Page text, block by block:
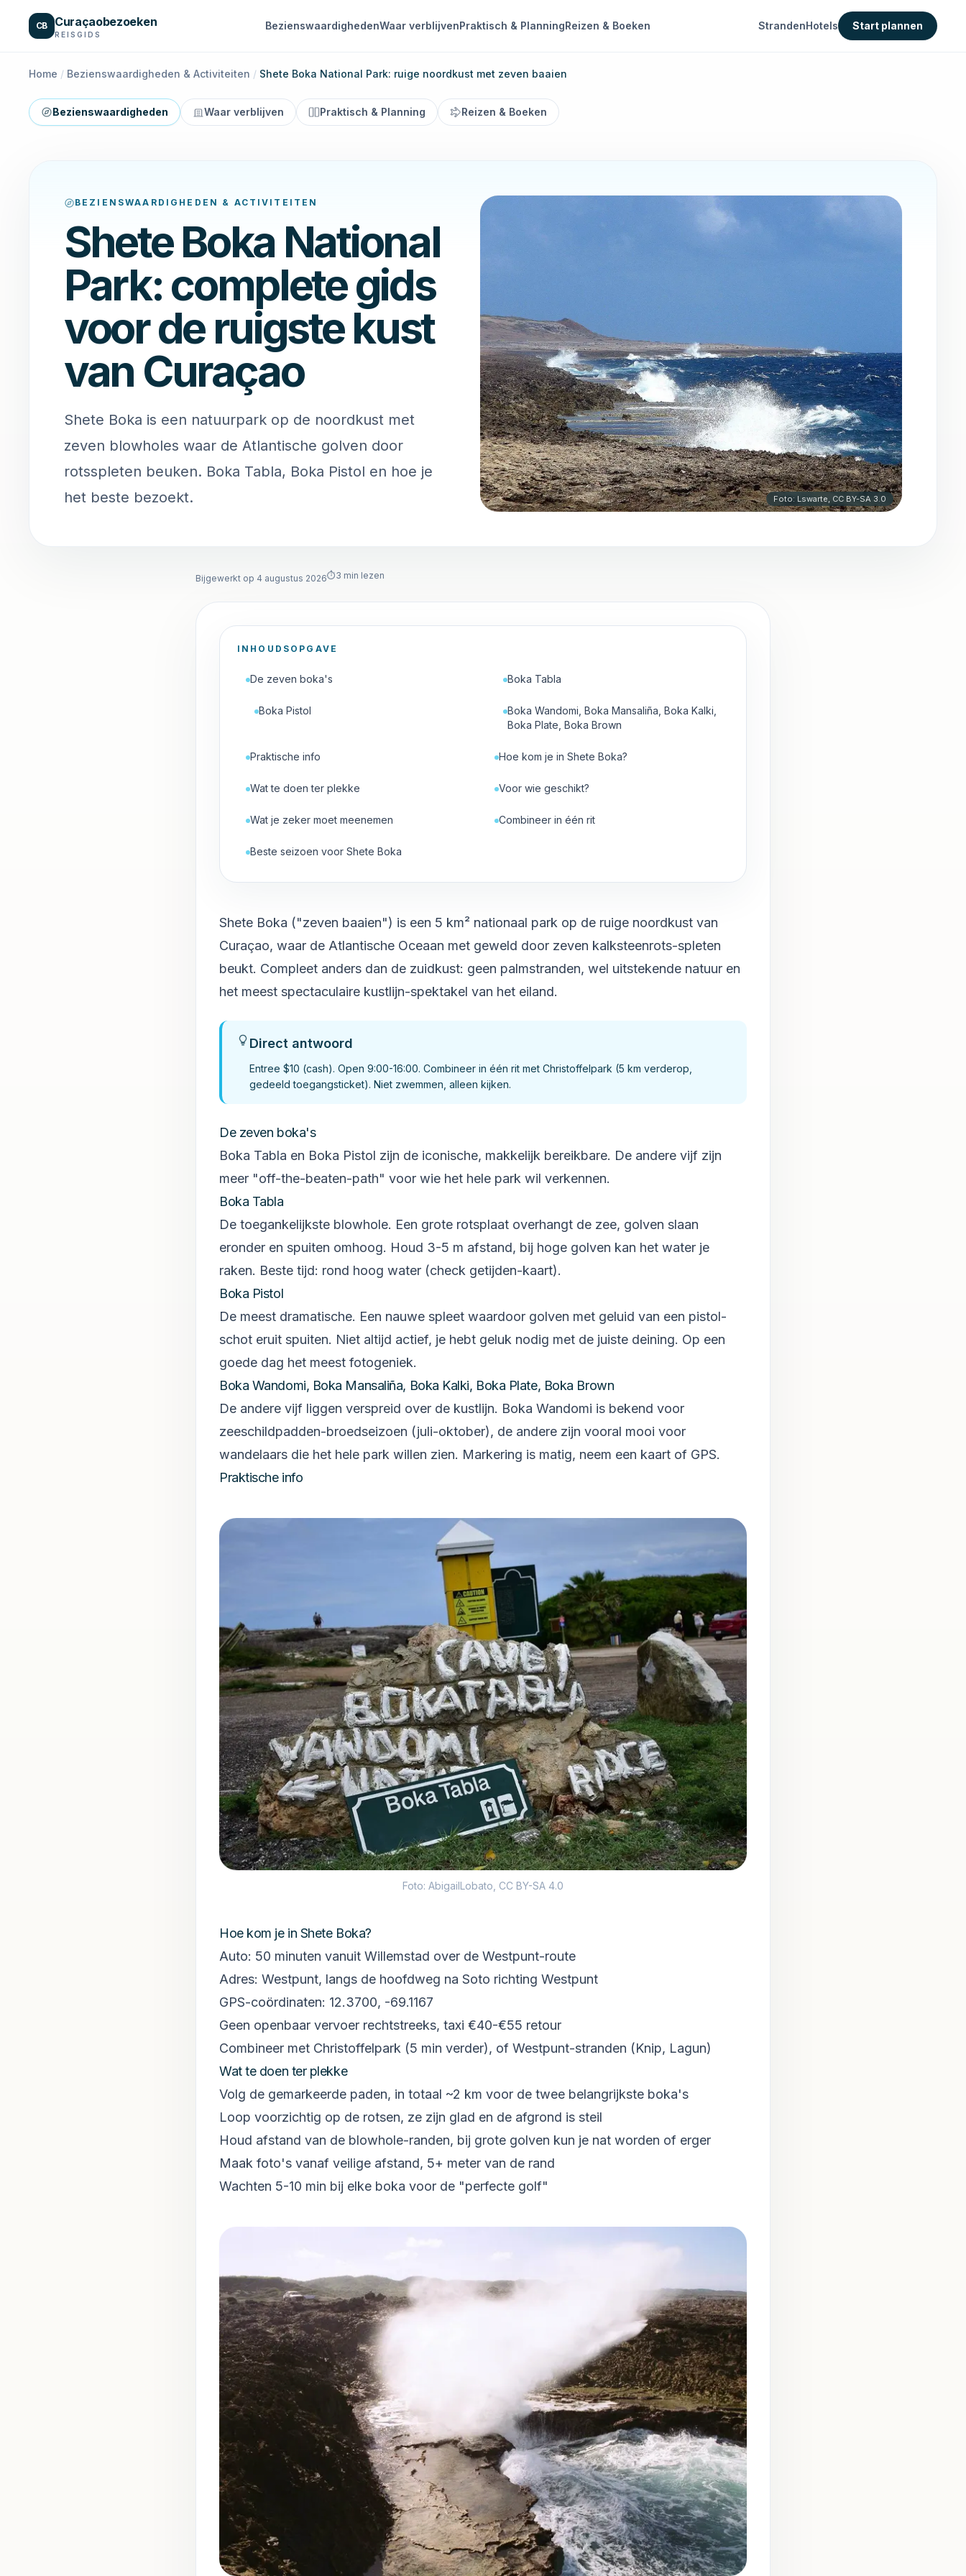
CB Curaçaobezoeken
REISGIDS
BezienswaardighedenWaar verblijvenPraktisch & PlanningReizen & Boeken StrandenHotels Start plannen
Home / Bezienswaardigheden & Activiteiten / Shete Boka National Park: ruige noordkust met zeven baaien
Bezienswaardigheden Waar verblijven Praktisch & Planning Reizen & Boeken
BEZIENSWAARDIGHEDEN & ACTIVITEITEN
Shete Boka National
Park: complete gids
voor de ruigste kust
van Curaçao
Shete Boka is een natuurpark op de noordkust met
zeven blowholes waar de Atlantische golven door
rotsspleten beuken. Boka Tabla, Boka Pistol en hoe je
het beste bezoekt.
Foto: Lswarte, CC BY-SA 3.0
Bijgewerkt op 4 augustus 2026⏱3 min lezen
INHOUDSOPGAVE
De zeven boka's Boka Tabla
Boka Pistol
Boka Wandomi, Boka Mansaliña, Boka Kalki,
Boka Plate, Boka Brown
Praktische info Hoe kom je in Shete Boka?
Wat te doen ter plekke Voor wie geschikt?
Wat je zeker moet meenemen Combineer in één rit
Beste seizoen voor Shete Boka
Shete Boka ("zeven baaien") is een 5 km² nationaal park op de ruige noordkust van
Curaçao, waar de Atlantische Oceaan met geweld door zeven kalksteenrots-spleten
beukt. Compleet anders dan de zuidkust: geen palmstranden, wel uitstekende natuur en
het meest spectaculaire kustlijn-spektakel van het eiland.
Direct antwoord
Entree $10 (cash). Open 9:00-16:00. Combineer in één rit met Christoffelpark (5 km verderop,
gedeeld toegangsticket). Niet zwemmen, alleen kijken.
De zeven boka's
Boka Tabla en Boka Pistol zijn de iconische, makkelijk bereikbare. De andere vijf zijn
meer "off-the-beaten-path" voor wie het hele park wil verkennen.
Boka Tabla
De toegankelijkste blowhole. Een grote rotsplaat overhangt de zee, golven slaan
eronder en spuiten omhoog. Houd 3-5 m afstand, bij hoge golven kan het water je
raken. Beste tijd: rond hoog water (check getijden-kaart).
Boka Pistol
De meest dramatische. Een nauwe spleet waardoor golven met geluid van een pistol-
schot eruit spuiten. Niet altijd actief, je hebt geluk nodig met de juiste deining. Op een
goede dag het meest fotogeniek.
Boka Wandomi, Boka Mansaliña, Boka Kalki, Boka Plate, Boka Brown
De andere vijf liggen verspreid over de kustlijn. Boka Wandomi is bekend voor
zeeschildpadden-broedseizoen (juli-oktober), de andere zijn vooral mooi voor
wandelaars die het hele park willen zien. Markering is matig, neem een kaart of GPS.
Praktische info
Foto: AbigailLobato, CC BY-SA 4.0
Hoe kom je in Shete Boka?
Auto: 50 minuten vanuit Willemstad over de Westpunt-route
Adres: Westpunt, langs de hoofdweg na Soto richting Westpunt
GPS-coördinaten: 12.3700, -69.1167
Geen openbaar vervoer rechtstreeks, taxi €40-€55 retour
Combineer met Christoffelpark (5 min verder), of Westpunt-stranden (Knip, Lagun)
Wat te doen ter plekke
Volg de gemarkeerde paden, in totaal ~2 km voor de twee belangrijkste boka's
Loop voorzichtig op de rotsen, ze zijn glad en de afgrond is steil
Houd afstand van de blowhole-randen, bij grote golven kun je nat worden of erger
Maak foto's vanaf veilige afstand, 5+ meter van de rand
Wachten 5-10 min bij elke boka voor de "perfecte golf"